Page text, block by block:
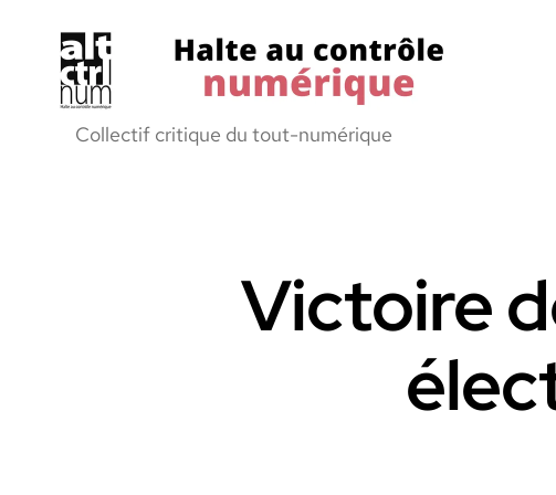
Halte
Collectif critique du tout-numérique
Victoire